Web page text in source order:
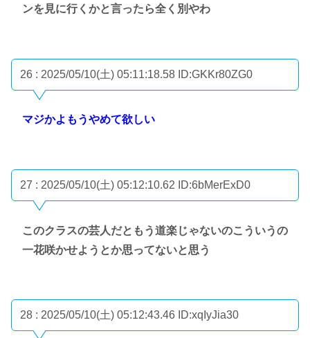
ンを見に行くかと言ったら全く別やわ
26 : 2025/05/10(土) 05:11:18.58 ID:GKKr80ZG0
マジかよもうやめて欲しい
27 : 2025/05/10(土) 05:12:10.62 ID:6bMerExD0
このクラスの芸人だともう道楽じゃないのこういうの
一花咲かせようとか思ってないと思う
28 : 2025/05/10(土) 05:12:43.46 ID:xqIyJia30